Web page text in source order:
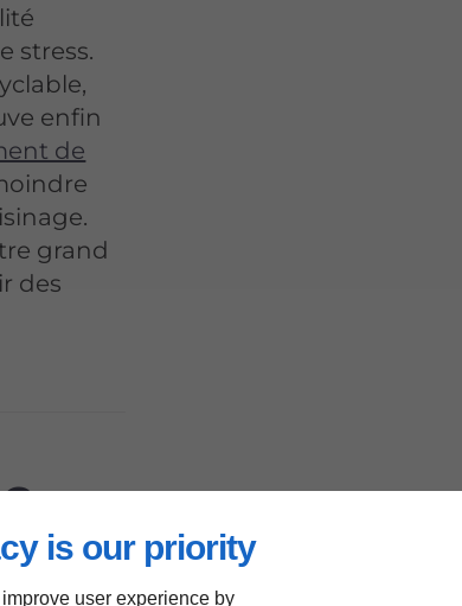
is our priority
user experience by
stress.
enfin
de
grand
des